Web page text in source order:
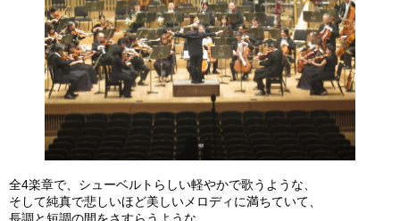
全4楽章で、シューベルトらしい軽やかで歌うような、
そして純真で悲しいほど美しいメロディに満ちていて、
長調と短調の間をさすらうような